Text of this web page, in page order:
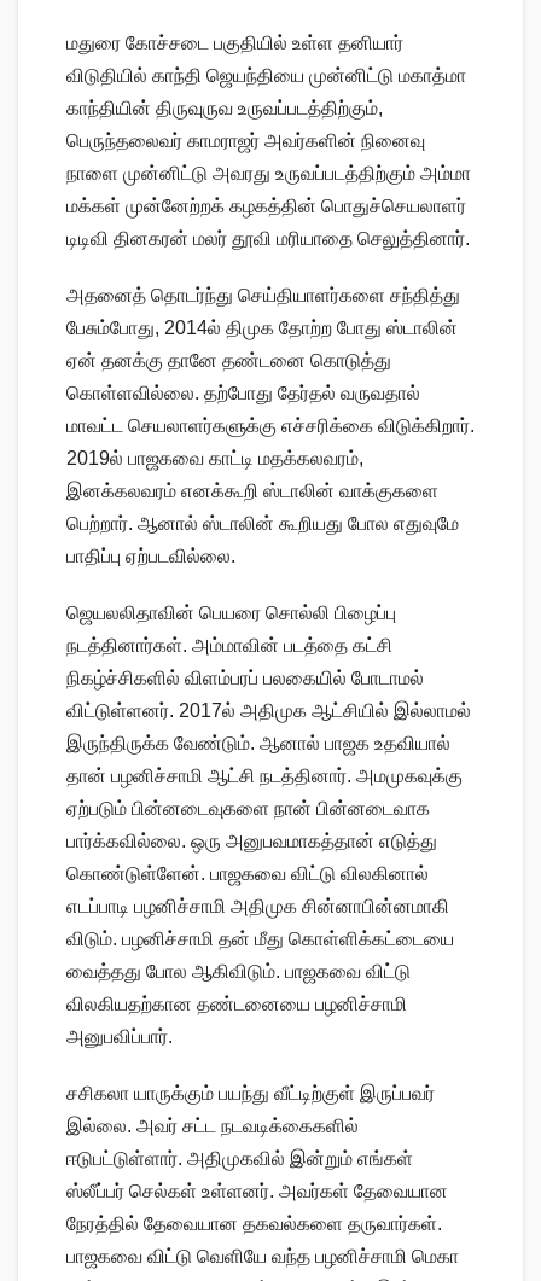
மதுரை கோச்சடை பகுதியில் உள்ள தனியார்
விடுதியில் காந்தி ஜெயந்தியை முன்னிட்டு மகாத்மா
காந்தியின் திருவுருவ உருவப்படத்திற்கும்,
பெருந்தலைவர் காமராஜர் அவர்களின் நினைவு
நாளை முன்னிட்டு அவரது உருவப்படத்திற்கும் அம்மா
மக்கள் முன்னேற்றக் கழகத்தின் பொதுச்செயலாளர்
டிடிவி தினகரன் மலர் தூவி மரியாதை செலுத்தினார்.
அதனைத் தொடர்ந்து செய்தியாளர்களை சந்தித்து
பேசும்போது, 2014ல் திமுக தோற்ற போது ஸ்டாலின்
ஏன் தனக்கு தானே தண்டனை கொடுத்து
கொள்ளவில்லை. தற்போது தேர்தல் வருவதால்
மாவட்ட செயலாளர்களுக்கு எச்சரிக்கை விடுக்கிறார்.
2019ல் பாஜகவை காட்டி மதக்கலவரம்,
இனக்கலவரம் எனக்கூறி ஸ்டாலின் வாக்குகளை
பெற்றார். ஆனால் ஸ்டாலின் கூறியது போல எதுவுமே
பாதிப்பு ஏற்படவில்லை.
ஜெயலலிதாவின் பெயரை சொல்லி பிழைப்பு
நடத்தினார்கள். அம்மாவின் படத்தை கட்சி
நிகழ்ச்சிகளில் விளம்பரப் பலகையில் போடாமல்
விட்டுள்ளனர். 2017ல் அதிமுக ஆட்சியில் இல்லாமல்
இருந்திருக்க வேண்டும். ஆனால் பாஜக உதவியால்
தான் பழனிச்சாமி ஆட்சி நடத்தினார். அமமுகவுக்கு
ஏற்படும் பின்னடைவுகளை நான் பின்னடைவாக
பார்க்கவில்லை. ஒரு அனுபவமாகத்தான் எடுத்து
கொண்டுள்ளேன். பாஜகவை விட்டு விலகினால்
எடப்பாடி பழனிச்சாமி அதிமுக சின்னாபின்னமாகி
விடும். பழனிச்சாமி தன் மீது கொள்ளிக்கட்டையை
வைத்தது போல ஆகிவிடும். பாஜகவை விட்டு
விலகியதற்கான தண்டனையை பழனிச்சாமி
அனுபவிப்பார்.
சசிகலா யாருக்கும் பயந்து வீட்டிற்குள் இருப்பவர்
இல்லை. அவர் சட்ட நடவடிக்கைகளில்
ஈடுபட்டுள்ளார். அதிமுகவில் இன்றும் எங்கள்
ஸ்லீப்பர் செல்கள் உள்ளனர். அவர்கள் தேவையான
நேரத்தில் தேவையான தகவல்களை தருவார்கள்.
பாஜகவை விட்டு வெளியே வந்த பழனிச்சாமி மெகா